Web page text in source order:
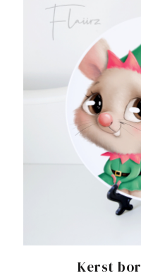
Kerst